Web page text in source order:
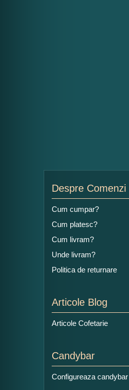
Despre Comenzi
Cum cumpar?
Cum platesc?
Cum livram?
Unde livram?
Politica de returnare
Articole Blog
Articole Cofetarie
Candybar
Configureaza candybar